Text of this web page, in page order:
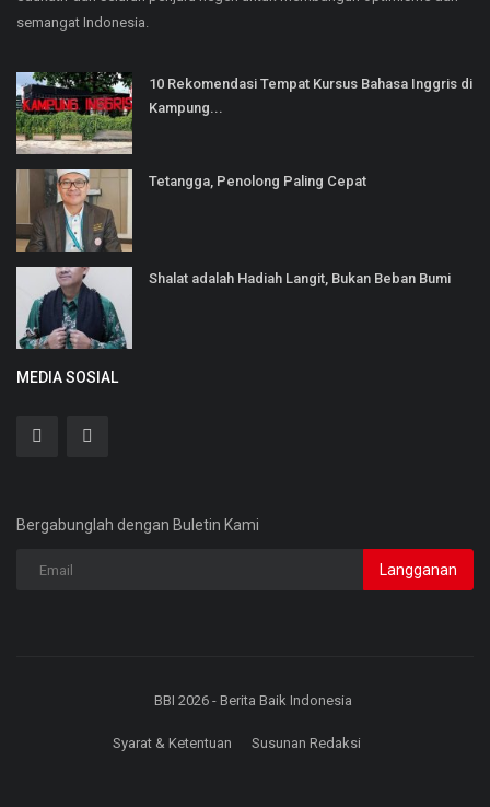
semangat Indonesia.
10 Rekomendasi Tempat Kursus Bahasa Inggris di
Kampung...
Tetangga, Penolong Paling Cepat
Shalat adalah Hadiah Langit, Bukan Beban Bumi
MEDIA SOSIAL
Bergabunglah dengan Buletin Kami
Langganan
BBI 2026 - Berita Baik Indonesia
Syarat & Ketentuan Susunan Redaksi